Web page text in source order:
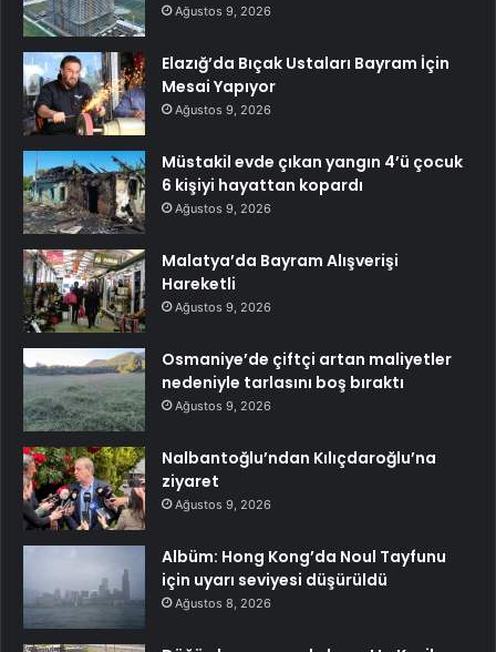
Ağustos 9, 2026
Elazığ’da Bıçak Ustaları Bayram İçin
Mesai Yapıyor
Ağustos 9, 2026
Müstakil evde çıkan yangın 4’ü çocuk
6 kişiyi hayattan kopardı
Ağustos 9, 2026
Malatya’da Bayram Alışverişi
Hareketli
Ağustos 9, 2026
Osmaniye’de çiftçi artan maliyetler
nedeniyle tarlasını boş bıraktı
Ağustos 9, 2026
Nalbantoğlu’ndan Kılıçdaroğlu’na
ziyaret
Ağustos 9, 2026
Albüm: Hong Kong’da Noul Tayfunu
için uyarı seviyesi düşürüldü
Ağustos 8, 2026